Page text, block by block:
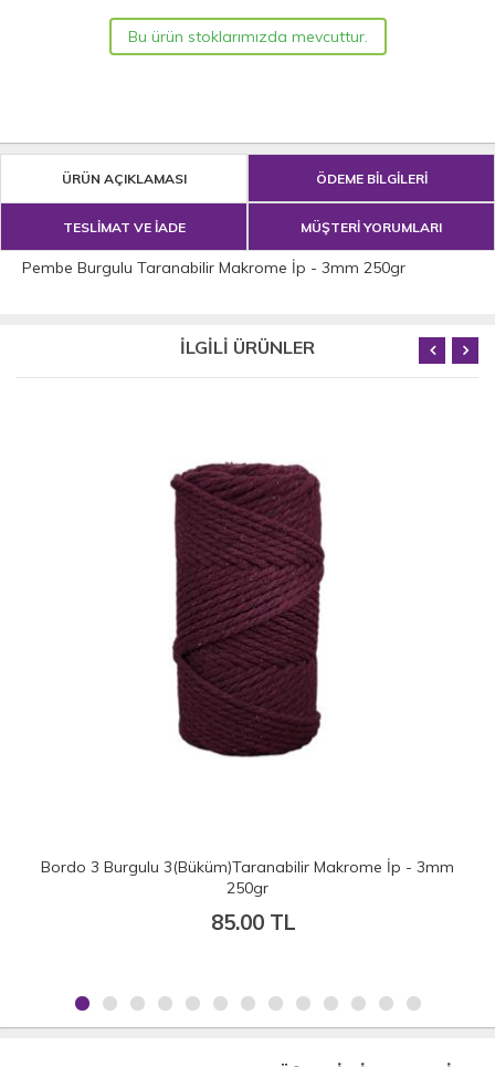
Bu ürün stoklarımızda mevcuttur.
ÜRÜN AÇIKLAMASI ÖDEME BİLGİLERİ
TESLİMAT VE İADE MÜŞTERİ YORUMLARI
Pembe Burgulu Taranabilir Makrome İp - 3mm 250gr
İLGİLİ ÜRÜNLER
Petrol Mavisi 3 Burgulu 3(Büküm)Taranabilir Makrome İp -
3mm 250gr
85.00 TL